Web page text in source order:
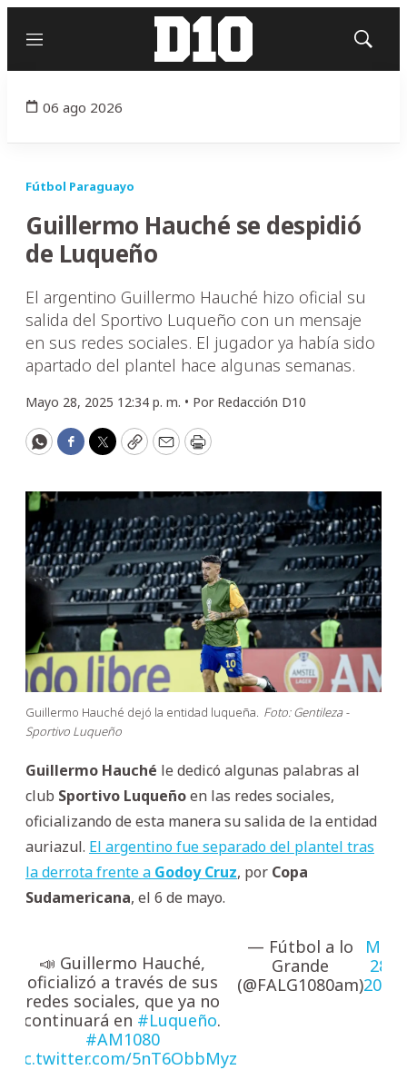
Menú
Mostrar
06 ago 2026
Fútbol Paraguayo
Guillermo Hauché se despidió
de Luqueño
El argentino Guillermo Hauché hizo oficial su
salida del Sportivo Luqueño con un mensaje
en sus redes sociales. El jugador ya había sido
apartado del plantel hace algunas semanas.
Mayo 28, 2025 12:34 p. m. • Por Redacción D10
WhatsApp
Facebook
Twitter
CopyEmailPrint
Guillermo Hauché dejó la entidad luqueña. Foto: Gentileza -
Sportivo Luqueño
Guillermo Hauché le dedicó algunas palabras al
club Sportivo Luqueñoen las redes sociales,
oficializando de esta manera su salida de la entidad
auriazul. El argentino fue separado del plantel tras
la derrota frente a Godoy Cruz, por Copa
Sudamericana, el 6 de mayo.
📣 Guillermo Hauché,
oficializó a través de sus
redes sociales, que ya no
continuará en #Luqueño.
#AM1080
pic.twitter.com/5nT6ObbMyz
— Fútbol a lo
Grande
(@FALG1080am)
May
28,
2025